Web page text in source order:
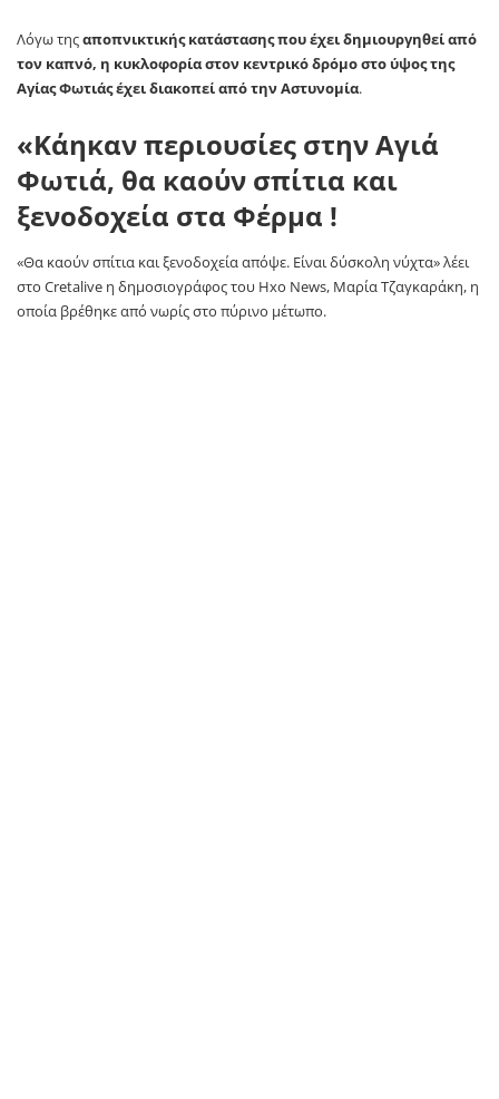
Λόγω τηςαποπνικτικής κατάστασης που έχει δημιουργηθεί από
τον καπνό, η κυκλοφορία στον κεντρικό δρόμο στο ύψος της
Αγίας Φωτιάς έχει διακοπεί από την Αστυνομία.
«Κάηκαν περιουσίες στην Αγιά
Φωτιά, θα καούν σπίτια και
ξενοδοχεία στα Φέρμα !
«Θα καούν σπίτια και ξενοδοχεία απόψε. Είναι δύσκολη νύχτα» λέει
στο Cretalive η δημοσιογράφος του Hxo News, Μαρία Τζαγκαράκη, η
οποία βρέθηκε από νωρίς στο πύρινο μέτωπο.